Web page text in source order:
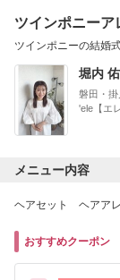
ツインポニーア
ツインポニーの結婚
堀内
磐田・掛
'ele【エレ
メニュー内容
ヘアセット ヘアア
おすすめクーポン